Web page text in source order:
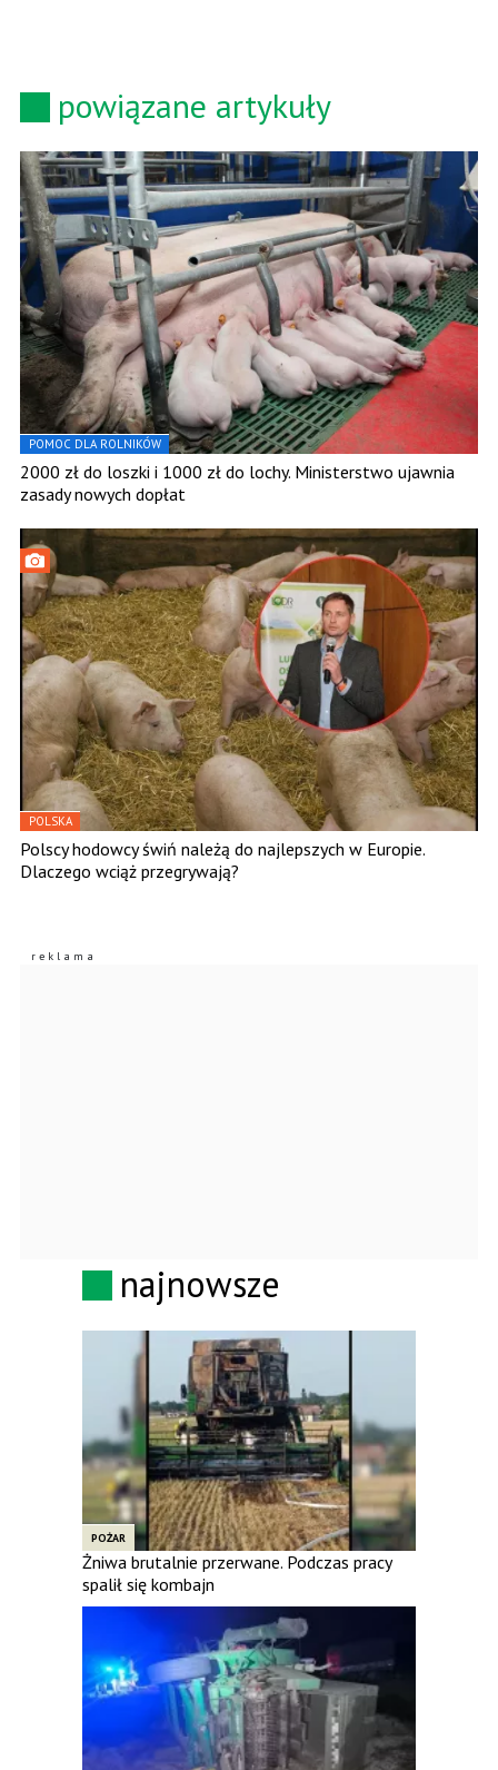
powiązane artykuły
POMOC DLA ROLNIKÓW
2000 zł do loszki i 1000 zł do lochy. Ministerstwo ujawnia
zasady nowych dopłat
POLSKA
Polscy hodowcy świń należą do najlepszych w Europie.
Dlaczego wciąż przegrywają?
najnowsze
POŻAR
Żniwa brutalnie przerwane. Podczas pracy
spalił się kombajn